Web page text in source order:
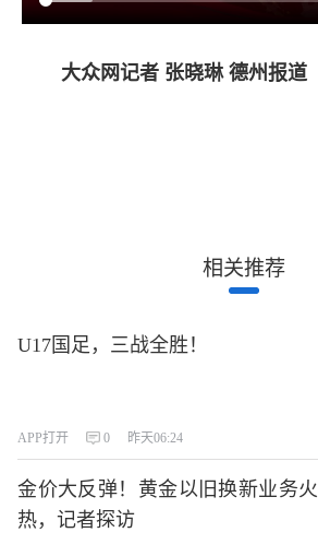
大众网记者 张晓琳 德州报道
相关推荐
U17国足，三战全胜！
APP打开 0 昨天06:24
金价大反弹！黄金以旧换新业务火
热，记者探访